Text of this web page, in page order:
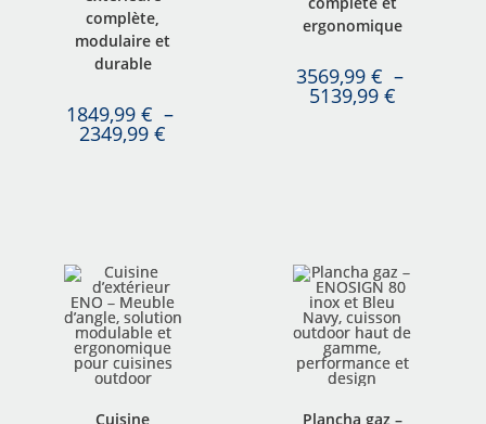
complète,
modulaire et
durable
1849,99€ –
2349,99€
ergonomique
3569,99 € –
5139,99 €
Cuisine
Plancha gaz –